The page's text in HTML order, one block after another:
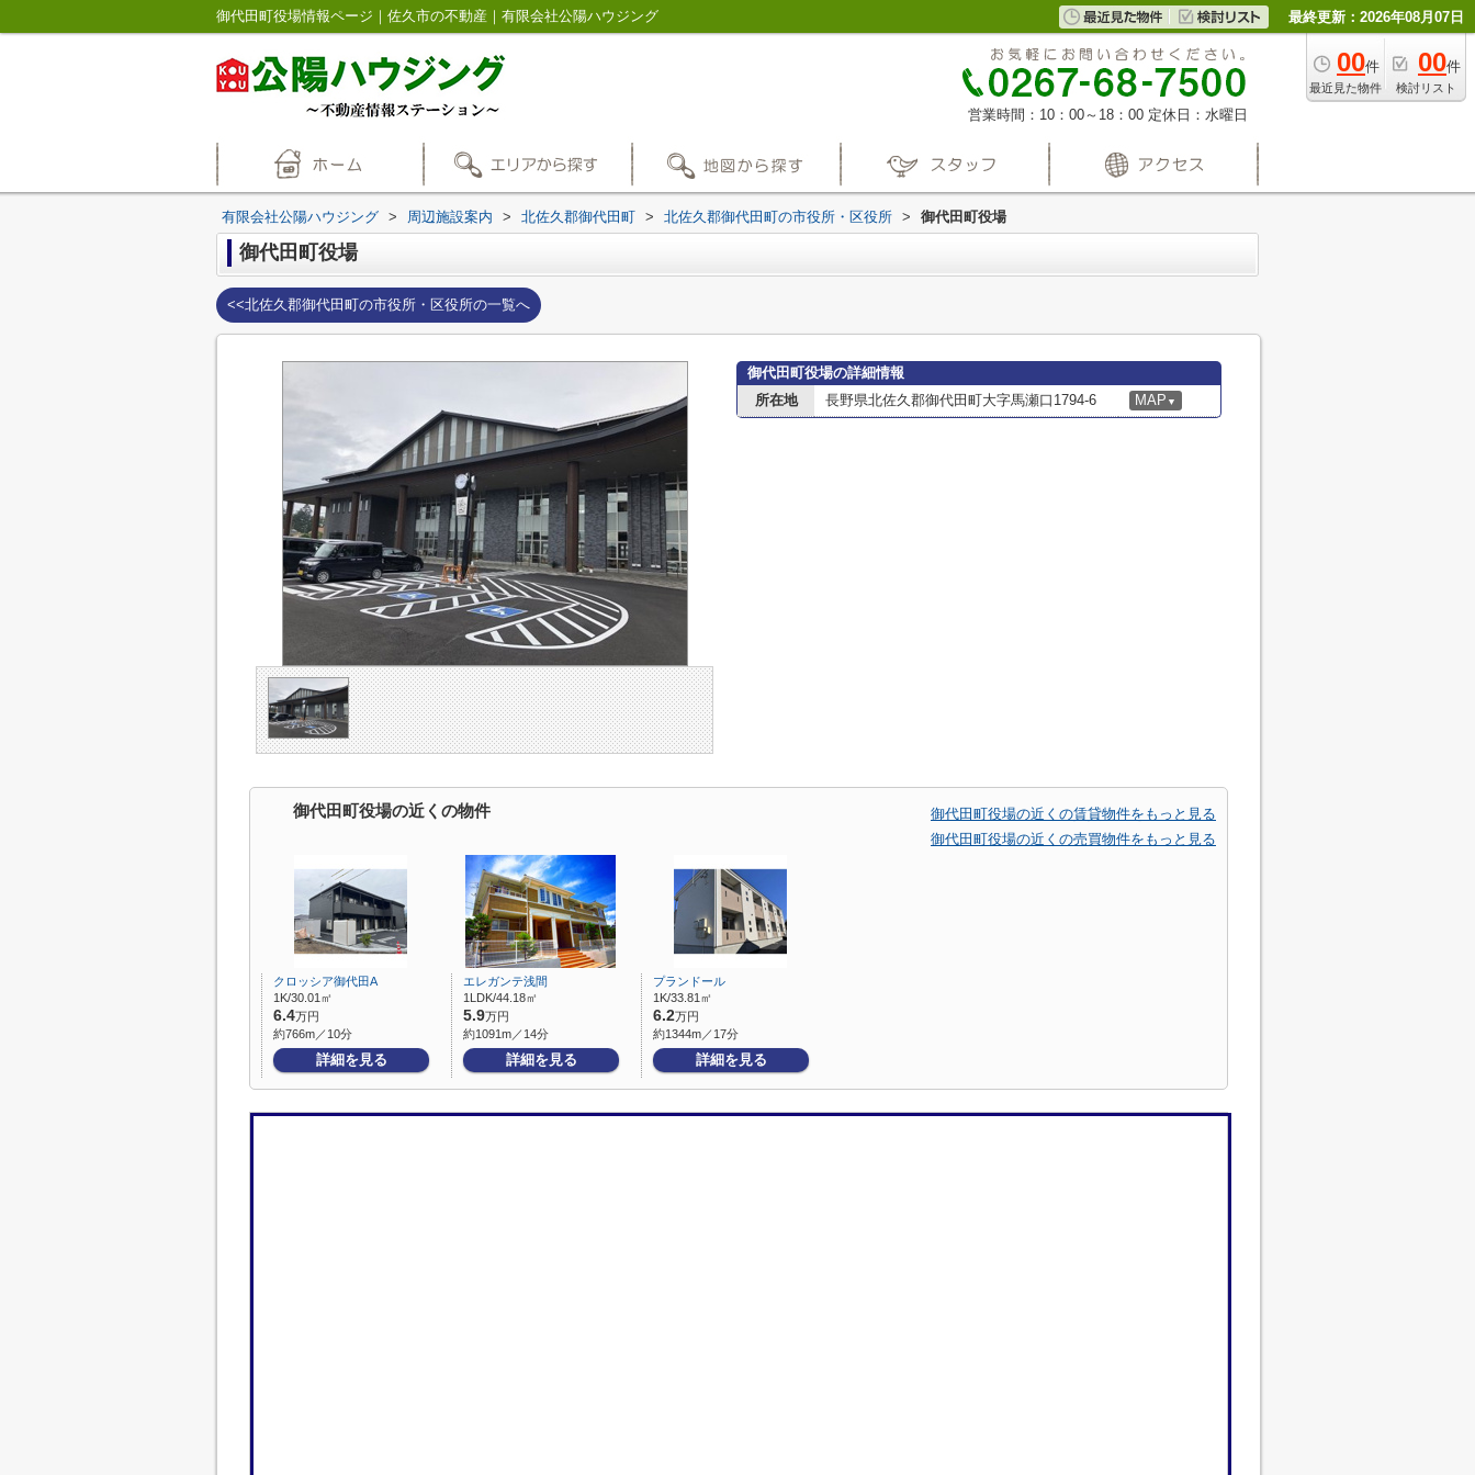
御代田町役場情報ページ｜佐久市の不動産｜有限会社公陽ハウジング 最終更新：2026年08月07日
00件
最近見た物件
00件
検討リスト
営業時間：10：00～18：00 定休日：水曜日
有限会社公陽ハウジング > 周辺施設案内 > 北佐久郡御代田町 > 北佐久郡御代田町の市役所・区役所 > 御代田町役場
御代田町役場
<<北佐久郡御代田町の市役所・区役所の一覧へ
御代田町役場の詳細情報
所在地
長野県北佐久郡御代田町大字馬瀬口1794-6 MAP ▼
御代田町役場の近くの物件
御代田町役場の近くの賃貸物件をもっと見る
御代田町役場の近くの売買物件をもっと見る
クロッシア御代田A
1K/30.01㎡
6.4万円
約766m／10分
詳細を見る
エレガンテ浅間
1LDK/44.18㎡
5.9万円
約1091m／14分
詳細を見る
プランドール
1K/33.81㎡
6.2万円
約1344m／17分
詳細を見る